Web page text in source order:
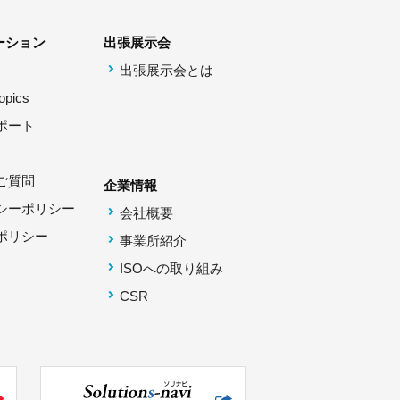
ション
ート
質問
ーポリシー
リシー
出張展示会
出張展示会とは
企業情報
会社概要
事業所紹介
ISOへの取り組み
CSR